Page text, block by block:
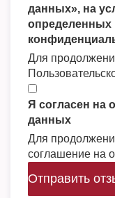
данных», на
определенных
Для
Я согласен на
данных
Для
соглашение на
Отправить